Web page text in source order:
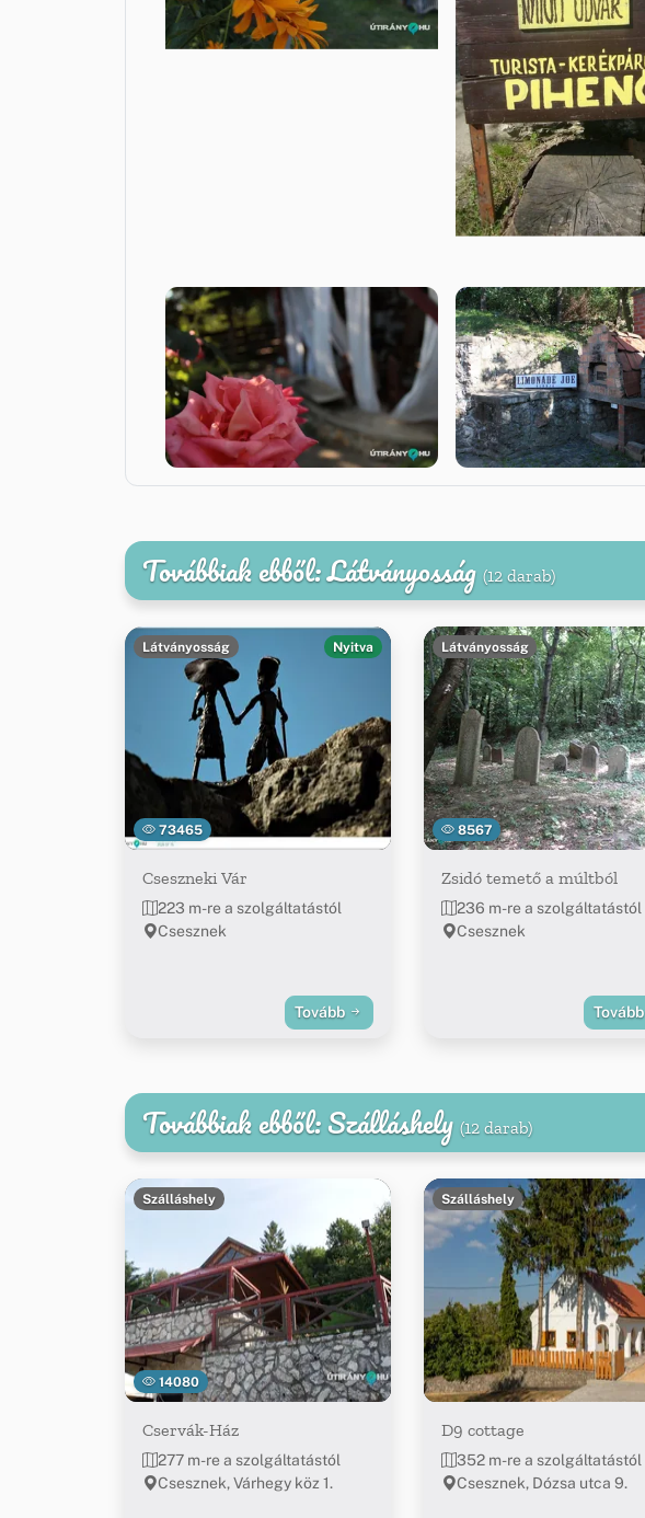
Továbbiak ebből: Látványosság (12 darab)
73465
Látványosság Nyitva
Cseszneki Vár
223 m-re a szolgáltatástól
Csesznek
Tovább
8567
Látványosság
Zsidó temető a múltból
236 m-re a szolgáltatástól
Csesznek
Tovább
Továbbiak ebből: Szálláshely (12 darab)
14080
Szálláshely
Cservák-Ház
277 m-re a szolgáltatástól
Csesznek, Várhegy köz 1.
Szálláshely
D9 cottage
352 m-re a szolgáltatástól
Csesznek, Dózsa utca 9.